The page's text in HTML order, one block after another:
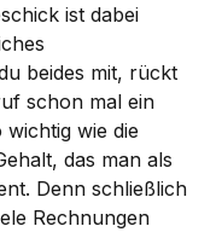
ist dabei
beides mit, rückt
schon mal ein
wie die
das man als
Denn schließlich
Rechnungen